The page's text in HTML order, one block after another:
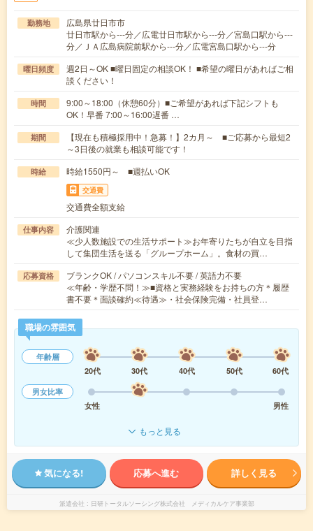
勤務地
広島県廿日市市
廿日市駅から---分／広電廿日市駅から---分／宮島口駅から---
分／ＪＡ広島病院前駅から---分／広電宮島口駅から---分
曜日頻度
週2日～OK ■曜日固定の相談OK！ ■希望の曜日があればご相
談ください！
時間
9:00～18:00（休憩60分）■ご希望があれば下記シフトも
OK！早番 7:00～16:00遅番 …
期間
【現在も積極採用中！急募！】2カ月～ ■ご応募から最短2
～3日後の就業も相談可能です！
時給 時給1550円～ ■週払いOK
交通費
交通費全額支給
仕事内容
介護関連
≪少人数施設での生活サポート≫お年寄りたちが自立を目指
して集団生活を送る「グループホーム」。食材の買…
応募資格
ブランクOK / パソコンスキル不要 / 英語力不要
≪年齢・学歴不問！≫■資格と実務経験をお持ちの方＊履歴
書不要＊面談確約≪待遇≫・社会保険完備・社員登…
職場の雰囲気
年齢層
20代
30代 40代 50代
60代
男女比率
女性
男性
もっと見る
気になる! 応募へ進む 詳しく見る
派遣会社 日研トータルソーシング株式会社 メディカルケア事業部